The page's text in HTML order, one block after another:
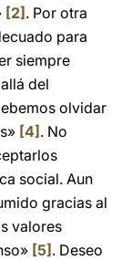
[2] . Por otra
para
siempre
del
olvidar
[4] . No
social. Aun
gracias al
valores
[5] . Deseo